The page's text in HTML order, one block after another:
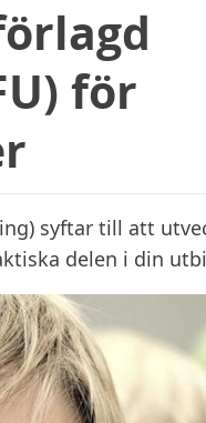
för
syftar till att
delen i din